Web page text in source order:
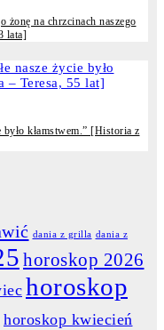
żonę na chrzcinach naszego
lata]
było kłamstwem.” [Historia z
dania z grilla dania z
horoskop 2026
horoskop
horoskop kwiecień